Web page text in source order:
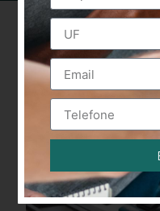
Alternative: